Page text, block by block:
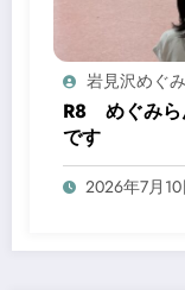
岩見沢めぐ
R8 めぐみら
です
2026年7月10